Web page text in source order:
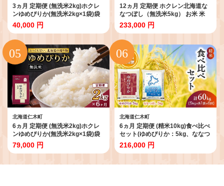
3ヵ月 定期便 (無洗米2kg)ホクレ
ンゆめぴりか(無洗米2kg×1袋)袋
はチャック付 北海道米 お米 白米
ごはん ご飯 ライス 和食 炭水化物
主食 おにぎり お弁当 ほど良い粘
り 豊かな甘み つややか セット 特
A [JA新おたる]
40,000 円
12ヵ月 定期便 ホクレン北海道な
なつぼし（無洗米5kg） お米 米
ごはん 無洗米 白米 国産 北海道 こ
め コメ 12回 [JA新おたる]
233,000 円
北海道仁木町
6ヵ月 定期便 (無洗米2kg)ホクレ
ンゆめぴりか(無洗米2kg×1袋)袋
はチャック付 北海道米 お米 白米
ごはん ご飯 ライス 和食 炭水化物
り 豊かな甘み つややか セット 特
79,000 円
北海道仁木町
6ヵ月 定期便 (精米10kg)食べ比べ
セット(ゆめぴりか：5kg、ななつ
ぼし：5kg) 北海道米 お米 白米 ご
はん ご飯 ライス 和食 炭水化物 主
豊かな甘み つややか セット 特A
216,000 円